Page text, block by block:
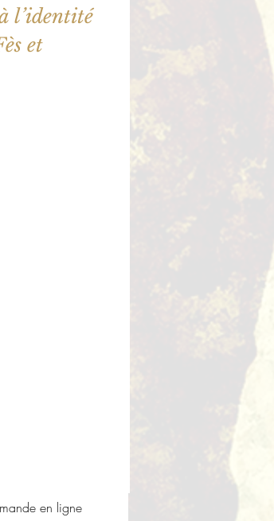
l’identité
et
en ligne